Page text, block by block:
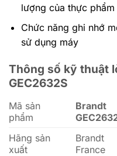
lượng của thực phẩm
Chức năng ghi nhớ
sử dụng máy
Thông số kỹ thuật
GEC2632S
Mã sản
phẩm
Brandt
Hãng sản
xuất
Brandt
France